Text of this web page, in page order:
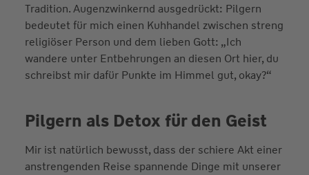
Tradition. Augenzwinkernd ausgedrückt: Pilgern
bedeutet für mich einen Kuhhandel zwischen streng
religiöser Person und dem lieben Gott: „Ich
wandere unter Entbehrungen an diesen Ort hier, du
schreibst mir dafür Punkte im Himmel gut, okay?“
Pilgern als Detox für den Geist
Mir ist natürlich bewusst, dass der schiere Akt einer
anstrengenden Reise spannende Dinge mit unserer